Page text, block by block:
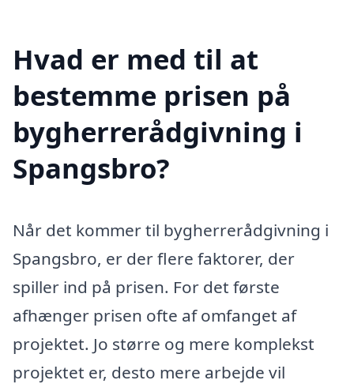
Hvad er med til at
bestemme prisen på
bygherrerådgivning i
Spangsbro?
Når det kommer til bygherrerådgivning i
Spangsbro, er der flere faktorer, der
spiller ind på prisen. For det første
afhænger prisen ofte af omfanget af
projektet. Jo større og mere komplekst
projektet er, desto mere arbejde vil